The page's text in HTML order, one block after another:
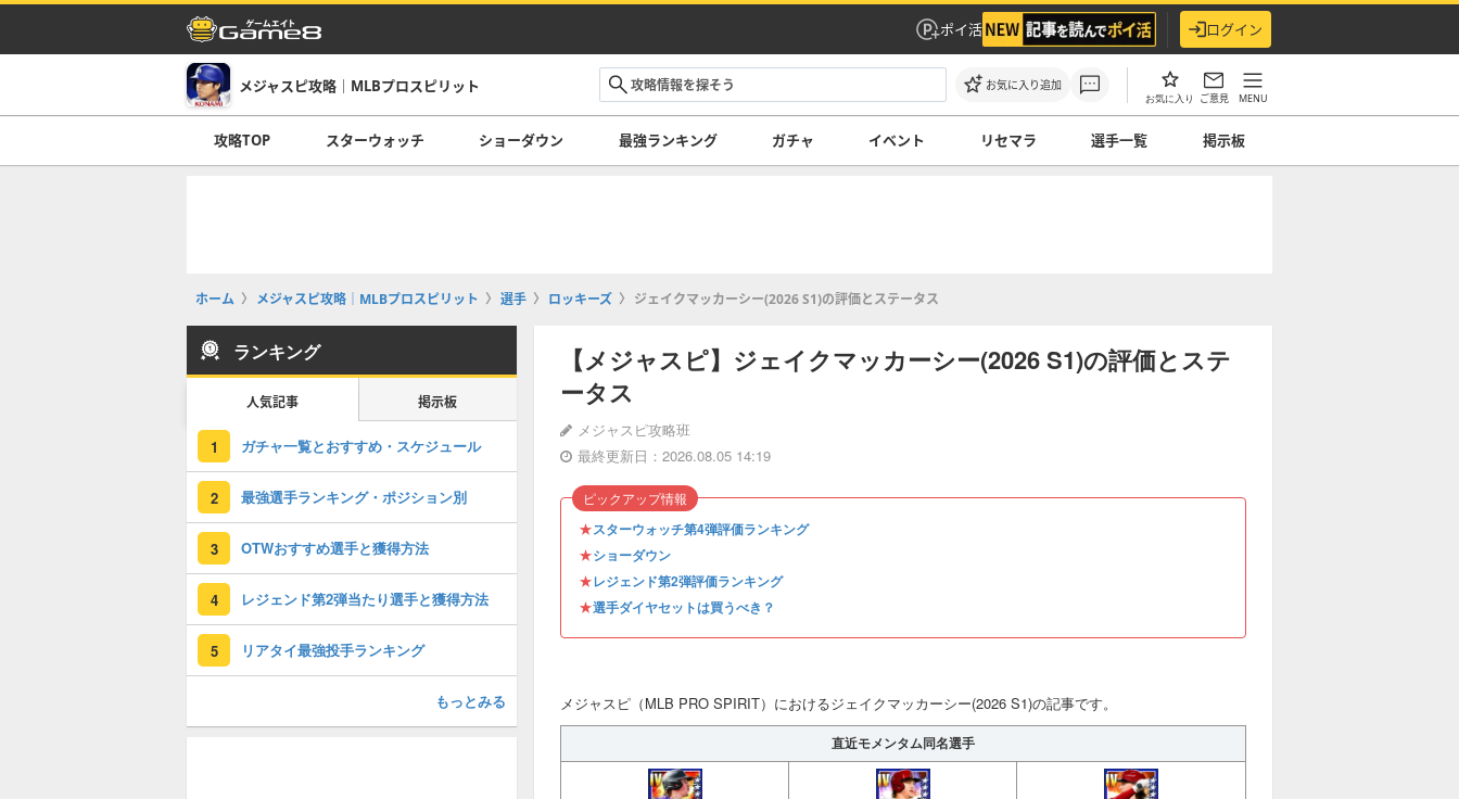
ポイ活 ログイン
メジャスピ攻略｜MLBプロスピリット お気に入り追加
お気に入り ご意見 MENU
攻略TOP スターウォッチ ショーダウン 最強ランキング ガチャ イベント リセマラ 選手一覧 掲示板
ホーム メジャスピ攻略｜MLBプロスピリット 選手 ロッキーズ ジェイクマッカーシー(2026 S1)の評価とステータス
【メジャスピ】ジェイクマッカーシー(2026 S1)の評価とステ
ータス
メジャスピ攻略班
最終更新日：2026.08.05 14:19
★スターウォッチ第4弾評価ランキング
★ショーダウン
★レジェンド第2弾評価ランキング
★選手ダイヤセットは買うべき？
ピックアップ情報
メジャスピ（MLB PRO SPIRIT）におけるジェイクマッカーシー(2026 S1)の記事です。
直近モメンタム同名選手
ランキング
人気記事 掲示板
1 ガチャ一覧とおすすめ・スケジュール
2 最強選手ランキング・ポジション別
3 OTWおすすめ選手と獲得方法
4 レジェンド第2弾当たり選手と獲得方法
5 リアタイ最強投手ランキング
もっとみる